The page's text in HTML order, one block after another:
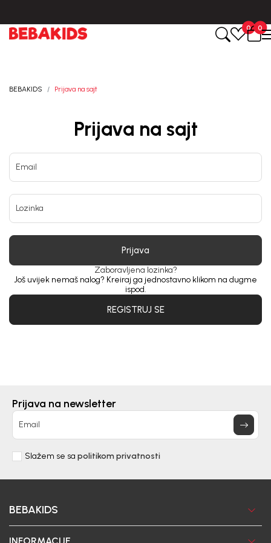
0 0
BEBAKIDS Prijava na sajt
Prijava na sajt
Email
Lozinka
Prijava
Zaboravljena lozinka?
Još uvijek nemaš nalog? Kreiraj ga jednostavno klikom na dugme
ispod.
REGISTRUJ SE
Prijava na newsletter
Email
Slažem se sa politikom privatnosti
BEBAKIDS